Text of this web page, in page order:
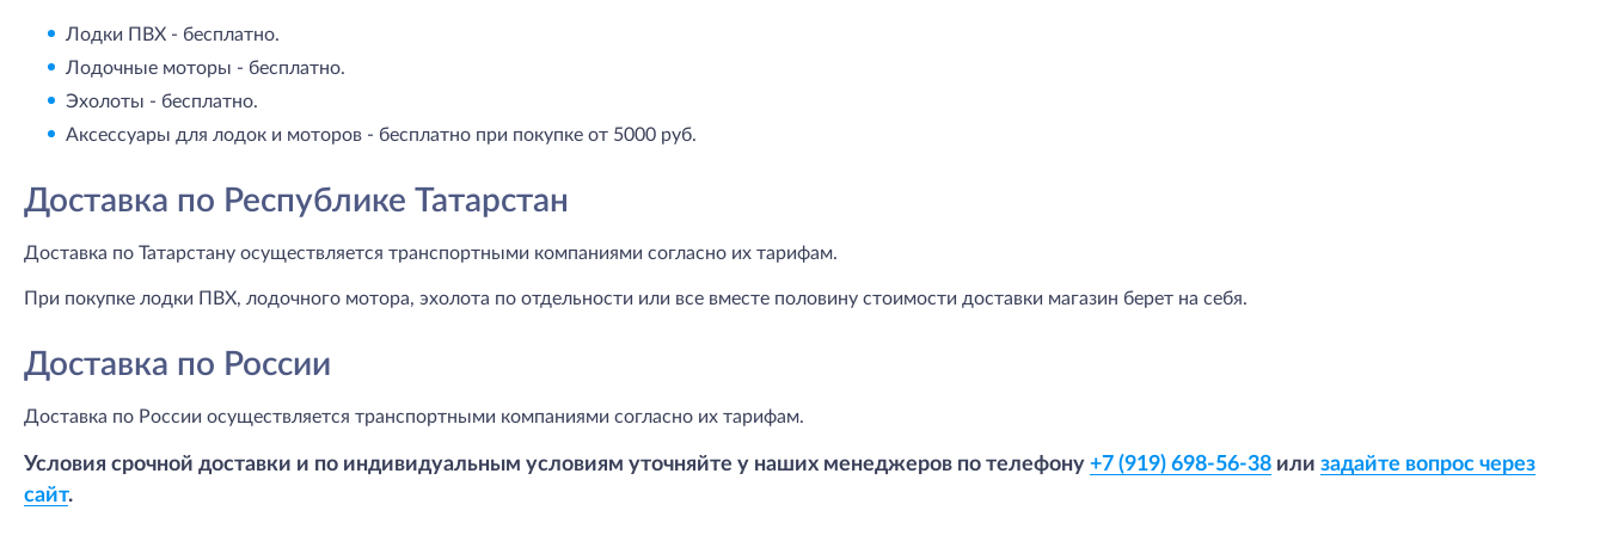
Лодки ПВХ - бесплатно.
Лодочные моторы - бесплатно.
Эхолоты - бесплатно.
Аксессуары для лодок и моторов - бесплатно при покупке от 5000 руб.
Доставка по Республике Татарстан
Доставка по Татарстану осуществляется транспортными компаниями согласно их тарифам.
При покупке лодки ПВХ, лодочного мотора, эхолота по отдельности или все вместе половину стоимости доставки магазин берет на себя.
Доставка по России
Доставка по России осуществляется транспортными компаниями согласно их тарифам.
Условия срочной доставки и по индивидуальным условиям уточняйте у наших менеджеров по телефону +7 (919) 698-56-38 или задайте вопрос через
сайт.